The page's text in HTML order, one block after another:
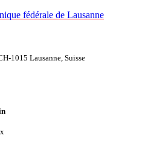
1015 Lausanne, Suisse